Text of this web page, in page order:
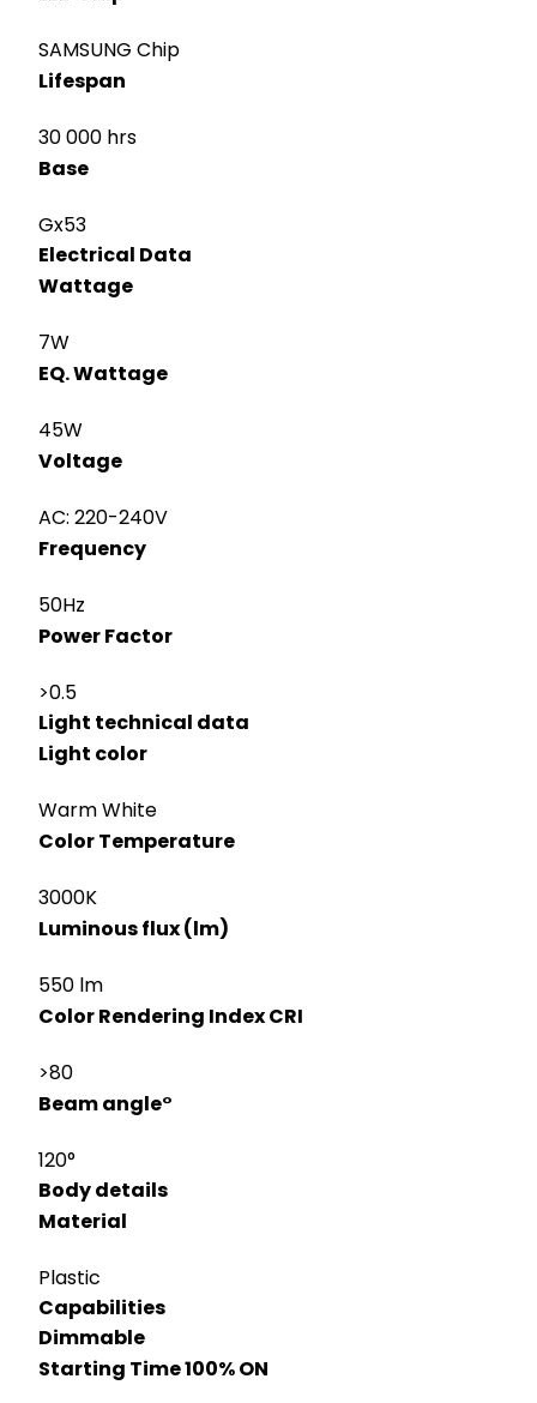
SAMSUNG Chip
Lifespan
30 000 hrs
Base
Gx53
Electrical Data
Wattage
7W
EQ. Wattage
45W
Voltage
AC: 220-240V
Frequency
50Hz
Power Factor
>0.5
Light technical data
Light color
Warm White
Color Temperature
3000K
Luminous flux (lm)
550 lm
Color Rendering Index CRI
>80
Beam angle°
120°
Body details
Material
Plastic
Capabilities
Dimmable
Starting Time 100% ON